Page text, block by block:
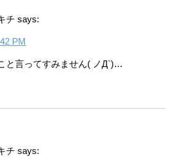
チ says:
PM
と言ってすみません( ノД`)…
チ says: